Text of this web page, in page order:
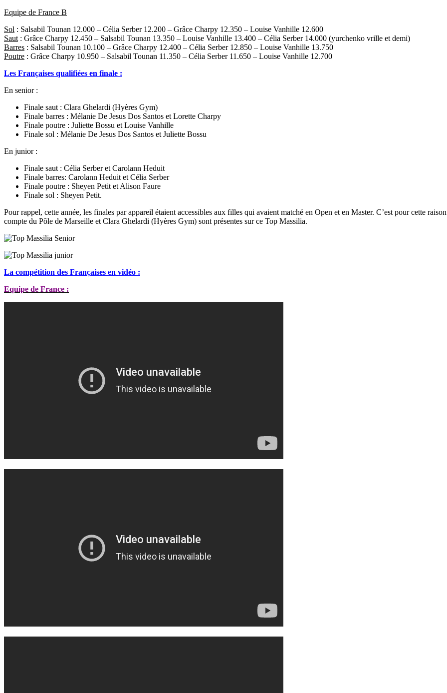
Equipe de France B
Sol : Salsabil Tounan 12.000 – Célia Serber 12.200 – Grâce Charpy 12.350 – Louise Vanhille 12.600
Saut : Grâce Charpy 12.450 – Salsabil Tounan 13.350 – Louise Vanhille 13.400 – Célia Serber 14.000 (yurchenko vrille et demi)
Barres : Salsabil Tounan 10.100 – Grâce Charpy 12.400 – Célia Serber 12.850 – Louise Vanhille 13.750
Poutre : Grâce Charpy 10.950 – Salsabil Tounan 11.350 – Célia Serber 11.650 – Louise Vanhille 12.700
Les Françaises qualifiées en finale :
En senior :
Finale saut : Clara Ghelardi (Hyères Gym)
Finale barres : Mélanie De Jesus Dos Santos et Lorette Charpy
Finale poutre : Juliette Bossu et Louise Vanhille
Finale sol : Mélanie De Jesus Dos Santos et Juliette Bossu
En junior :
Finale saut : Célia Serber et Carolann Heduit
Finale barres: Carolann Heduit et Célia Serber
Finale poutre : Sheyen Petit et Alison Faure
Finale sol : Sheyen Petit.
Pour rappel, cette année, les finales par appareil étaient accessibles aux filles qui avaient matché en Open et en Master. C’est pour cette
compte du Pôle de Marseille et Clara Ghelardi (Hyères Gym) sont présentes sur ce Top Massilia.
La compétition des Françaises en vidéo :
Equipe de France :